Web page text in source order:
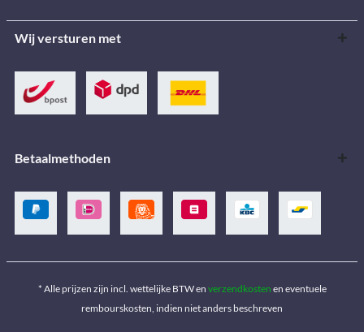
Wij versturen met
Betaalmethoden
* Alle prijzen zijn incl. wettelijke BTW en verzendkosten en eventuele
rembourskosten, indien niet anders beschreven